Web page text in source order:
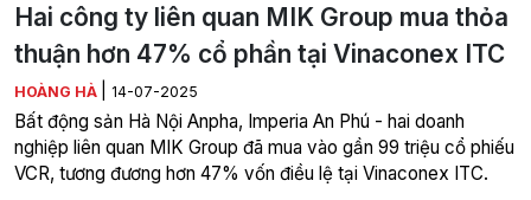
Hai công ty liên quan MIK Group mua thỏa
thuận hơn 47% cổ phần tại Vinaconex ITC
HOÀNG HÀ 14-07-2025
Bất động sản Hà Nội Anpha, Imperia An Phú - hai doanh
nghiệp liên quan MIK Group đã mua vào gần 99 triệu cổ phiếu
VCR, tương đương hơn 47% vốn điều lệ tại Vinaconex ITC.